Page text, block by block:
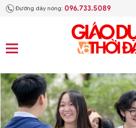
Đường dây nóng: 096.733.5089